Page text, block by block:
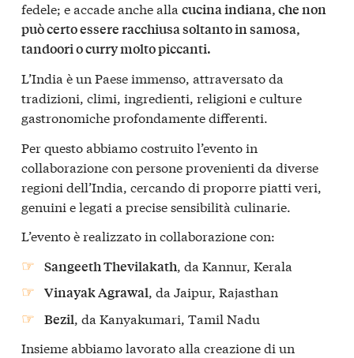
fedele; e accade anche alla cucina indiana, che non
può certo essere racchiusa soltanto in samosa,
tandoori o curry molto piccanti.
L’India è un Paese immenso, attraversato da
tradizioni, climi, ingredienti, religioni e culture
gastronomiche profondamente differenti.
Per questo abbiamo costruito l’evento in
collaborazione con persone provenienti da diverse
regioni dell’India, cercando di proporre piatti veri,
genuini e legati a precise sensibilità culinarie.
L’evento è realizzato in collaborazione con:
Sangeeth Thevilakath, da Kannur, Kerala
Vinayak Agrawal, da Jaipur, Rajasthan
Bezil , da Kanyakumari, Tamil Nadu
Insieme abbiamo lavorato alla creazione di un